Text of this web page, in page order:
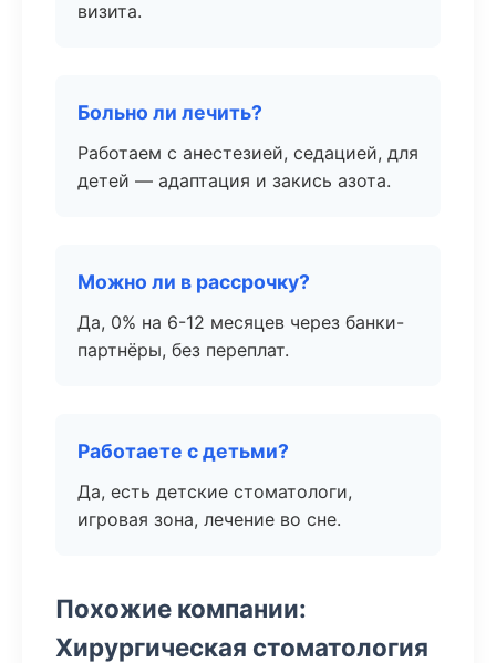
визита.
Больно ли лечить?
Работаем с анестезией, седацией, для
детей — адаптация и закись азота.
Можно ли в рассрочку?
Да, 0% на 6-12 месяцев через банки-
партнёры, без переплат.
Работаете с детьми?
Да, есть детские стоматологи,
игровая зона, лечение во сне.
Похожие компании:
Хирургическая стоматология